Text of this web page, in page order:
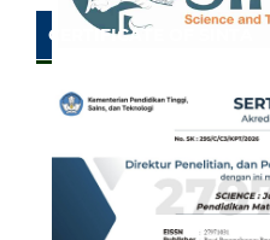
CERTIFICATE OF SINTA